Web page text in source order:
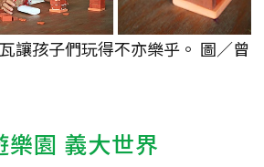
讓孩子們玩得不亦樂乎。 圖／曾
樂園 義大世界